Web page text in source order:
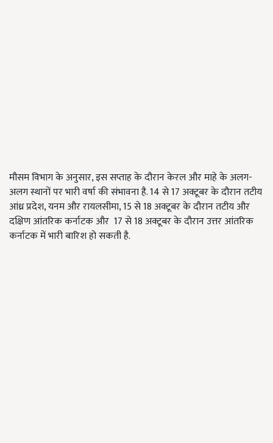
मौसम विभाग के अनुसार, इस सप्ताह के दौरान केरल और माहे के अलग-
अलग स्थानों पर भारी वर्षा की संभावना है. 14 से 17 अक्टूबर के दौरान तटीय
आंध्र प्रदेश, यनम और रायलसीमा, 15 से 18 अक्टूबर के दौरान तटीय और
दक्षिण आंतरिक कर्नाटक और 17 से 18 अक्टूबर के दौरान उत्तर आंतरिक
कर्नाटक में भारी बारिश हो सकती है.